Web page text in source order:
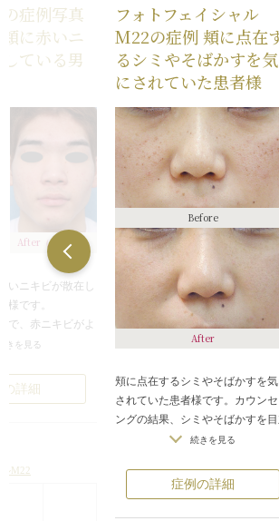
症例写真
に赤いニ
ている男
After （6ヶ月後）
いニキビが散在し
様です。
で、赤ニキビがよ
た。
るレーザー Vビー
圧（芯出し）など
ルM22（アクネモ
きを見る
詳細
M22
フォトフェイシャル
M22の症例 頬に点在
るシミやそばかすを気
にされていた患者様
Before
After
頬に点在するシミやそばかすを
されていた患者様です。カウンセ
ングの結果、シミやそばかすを
たなくするほか、毛穴や皮膚のハ
の悩みを総合的にケアできるフォ
フェイシャルM22による治療を行
続きを見る
症例の詳細